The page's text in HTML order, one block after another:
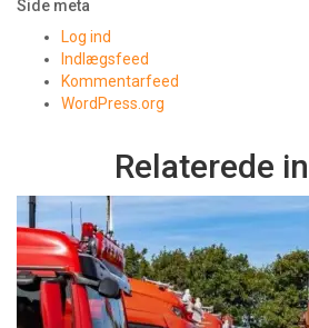
Side meta
Log ind
Indlægsfeed
Kommentarfeed
WordPress.org
Relaterede